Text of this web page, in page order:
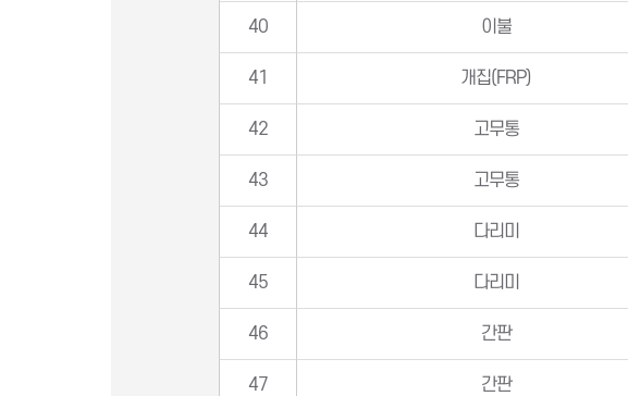
40 이불
41 개집(FRP)
42 고무통
43 고무통
44 다리미
45 다리미
46 간판
47 간판